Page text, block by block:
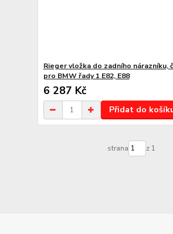
Rieger vložka do zadního nárazníku,
pro BMW řady 1 E82, E88
6 287 Kč
Přidat do
strana z 1